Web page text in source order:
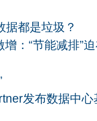
据都是垃圾？
：“节能减排”
发布数据中